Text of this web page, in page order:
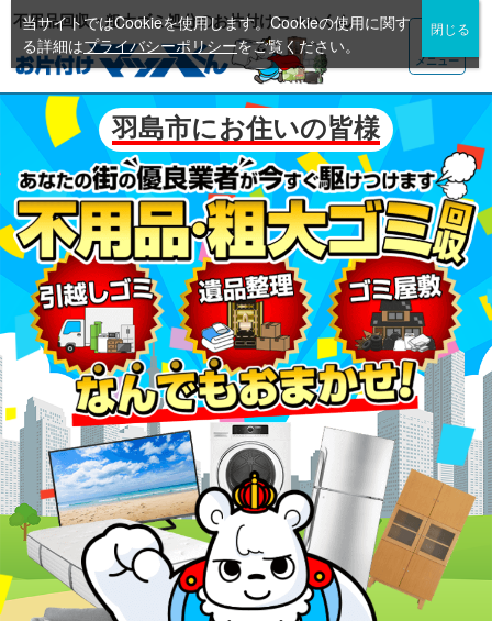
不用品回収・粗大ゴミ処分のお片付けマッハくん
メニュー
羽島市にお住いの皆様
当サイトではCookieを使用します。Cookieの使用に関す
る詳細はプライバシーポリシーをご覧ください。